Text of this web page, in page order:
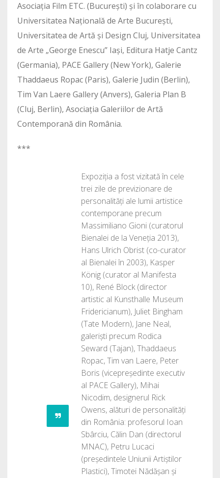
Asociația Film ETC. (București) și în colaborare cu
Universitatea Națională de Arte București,
Universitatea de Artă și Design Cluj, Universitatea
de Arte „George Enescu” Iași, Editura Hatje Cantz
(Germania), PACE Gallery (New York), Galerie
Thaddaeus Ropac (Paris), Galerie Judin (Berlin),
Tim Van Laere Gallery (Anvers), Galeria Plan B
(Cluj, Berlin), Asociația Galeriilor de Artă
Contemporană din România.
***
Expoziția a fost vizitată în cele
trei zile de previzionare de
personalități ale lumii artistice
contemporane precum
Massimiliano Gioni (curatorul
Bienalei de la Veneția 2013),
Hans Ulrich Obrist (co-curator
al Bienalei în 2003), Kasper
König (curator al Manifesta
10), René Block (director
artistic al Kunsthalle Museum
Fridericianum), Juliet Bingham
(Tate Modern), Jane Neal,
galeriști precum Rodica
Seward (Tajan), Thaddaeus
Ropac, Tim van Laere, Peter
Boris (vicepreședinte executiv
al PACE Gallery), Mihai
Nicodim, designerul Rick
Owens, alături de personalități
din România: profesorul Ioan
Sbârciu, Călin Dan (directorul
MNAC), Petru Lucaci
(președintele Uniunii Artiștilor
Plastici), Timotei Nădășan și